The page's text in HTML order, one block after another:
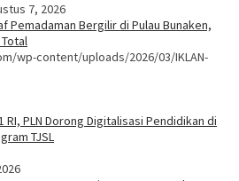
7, 2026
Pemadaman Bergilir di Pulau Bunaken,
Total
wp-content/uploads/2026/03/IKLAN-
RI, PLN Dorong Digitalisasi Pendidikan di
TJSL